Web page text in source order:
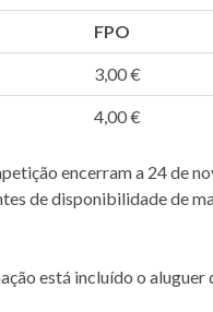
FPO
3,00 €
4,00 €
encerram a 24 de
de disponibilidade de
está incluído o